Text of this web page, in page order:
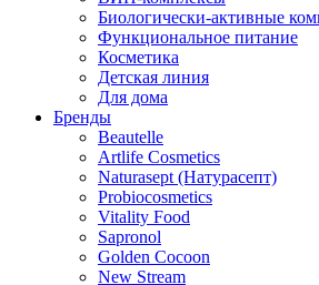
Биологически-активные
Функциональное питание
Косметика
Детская линия
Для дома
Бренды
Beautelle
Artlife Cosmetics
Naturasept (Натурасепт)
Probiocosmetics
Vitality Food
Sapronol
Golden Cocoon
New Stream